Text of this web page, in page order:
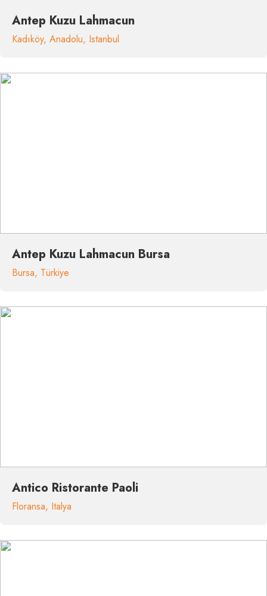
Antep Kuzu Lahmacun
Kadıköy, Anadolu, Istanbul
Antep Kuzu Lahmacun Bursa
Bursa, Türkiye
Antico Ristorante Paoli
Floransa, Italya